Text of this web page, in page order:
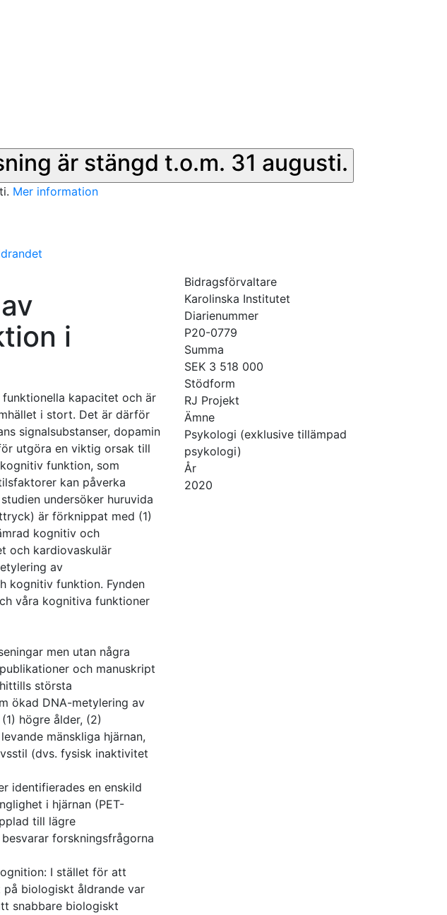
är stängd t.o.m. 31 augusti.
Mer information
i
kapacitet och är
i stort. Det är därför
signalsubstanser, dopamin
utgöra en viktig orsak till
funktion, som
kan påverka
undersöker huruvida
är förknippat med (1)
kognitiv och
och kardiovaskulär
av
kognitiv funktion. Fynden
våra kognitiva funktioner
men utan några
och manuskript
största
ökad DNA-metylering av
högre ålder, (2)
mänskliga hjärnan,
(dvs. fysisk inaktivitet
identifierades en enskild
i hjärnan (PET-
till lägre
forskningsfrågorna
I stället för att
biologiskt åldrande var
snabbare biologiskt
Bidragsförvaltare
Karolinska Institutet
Diarienummer
P20-0779
Summa
SEK 3 518 000
Stödform
RJ Projekt
Ämne
Psykologi (exklusive tillämpad
psykologi)
År
2020